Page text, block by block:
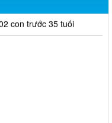
khích duy trì vững
con trước 35 tuổi